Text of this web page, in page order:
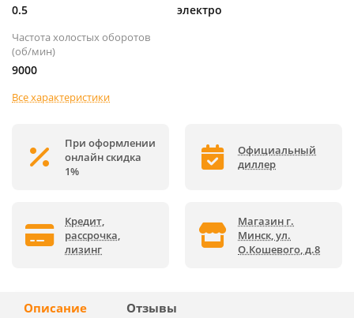
0.5 электро
Частота холостых оборотов
(об/мин)
9000
Все характеристики
При оформлении
онлайн скидка
1%
Официальный
диллер
Кредит,
рассрочка,
лизинг
Магазин г.
Минск, ул.
О.Кошевого, д.8
Описание Отзывы